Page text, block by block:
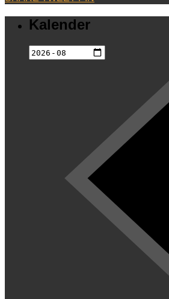
Kalender